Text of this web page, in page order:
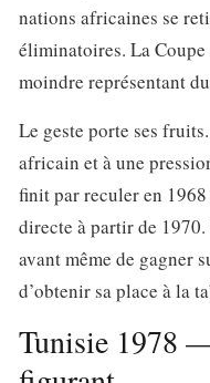
nations africaines se
éliminatoires. La Coupe
moindre représentant
Le geste porte ses
africain et à une
finit par reculer en
directe à partir de
avant même de gagner
d’obtenir sa place à la
Tunisie 1978